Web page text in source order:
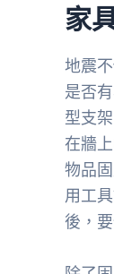
家
地震
是否
型支
在牆
物品
用工
後，